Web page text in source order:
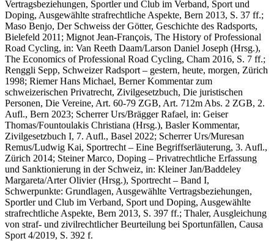
Vertragsbeziehungen, Sportler und Club im Verband, Sport und
Doping, Ausgewählte strafrechtliche Aspekte, Bern 2013, S. 37 ff.;
Maso Benjo, Der Schweiss der Götter, Geschichte des Radsports,
Bielefeld 2011; Mignot Jean-François, The History of Professional
Road Cycling, in: Van Reeth Daam/Larson Daniel Joseph (Hrsg.),
The Economics of Professional Road Cycling, Cham 2016, S. 7 ff.;
Renggli Sepp, Schweizer Radsport – gestern, heute, morgen, Zürich
1998; Riemer Hans Michael, Berner Kommentar zum
schweizerischen Privatrecht, Zivilgesetzbuch, Die juristischen
Personen, Die Vereine, Art. 60-79 ZGB, Art. 712m Abs. 2 ZGB, 2.
Aufl., Bern 2023; Scherrer Urs/Brägger Rafael, in: Geiser
Thomas/Fountoulakis Christiana (Hrsg.), Basler Kommentar,
Zivilgesetzbuch I, 7. Aufl., Basel 2022; Scherrer Urs/Muresan
Remus/Ludwig Kai, Sportrecht – Eine Begriffserläuterung, 3. Aufl.,
Zürich 2014; Steiner Marco, Doping – Privatrechtliche Erfassung
und Sanktionierung in der Schweiz, in: Kleiner Jan/Baddeley
Margareta/Arter Olivier (Hrsg.), Sportrecht – Band I,
Schwerpunkte: Grundlagen, Ausgewählte Vertragsbeziehungen,
Sportler und Club im Verband, Sport und Doping, Ausgewählte
strafrechtliche Aspekte, Bern 2013, S. 397 ff.; Thaler, Ausgleichung
von straf- und zivilrechtlicher Beurteilung bei Sportunfällen, Causa
Sport 4/2019, S. 392 f.